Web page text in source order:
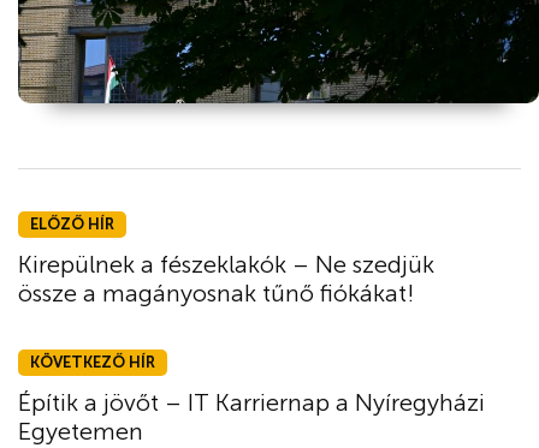
ELŐZŐ HÍR
Kirepülnek a fészeklakók – Ne szedjük
össze a magányosnak tűnő fiókákat!
KÖVETKEZŐ HÍR
Építik a jövőt – IT Karriernap a Nyíregyházi
Egyetemen